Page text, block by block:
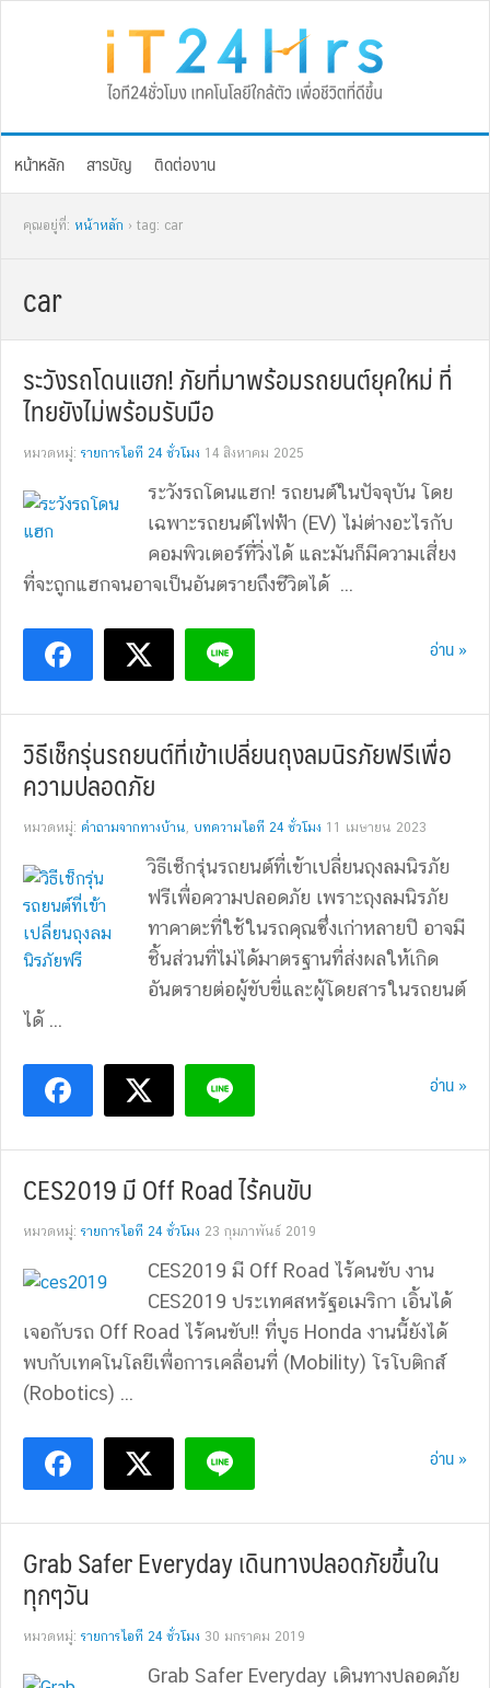
หน้าหลัก สารบัญ ติดต่องาน
คุณอยู่ที่: หน้าหลัก › tag: car
car
ระวังรถโดนแฮก! ภัยที่มาพร้อมรถยนต์ยุคใหม่ ที่
ไทยยังไม่พร้อมรับมือ
หมวดหมู่: รายการไอที 24 ชั่วโมง 14 สิงหาคม 2025
ระวังรถโดนแฮก! รถยนต์ในปัจจุบัน โดย
เฉพาะรถยนต์ไฟฟ้า (EV) ไม่ต่างอะไรกับ
คอมพิวเตอร์ที่วิ่งได้ และมันก็มีความเสี่ยง
ที่จะถูกแฮกจนอาจเป็นอันตรายถึงชีวิตได้ ...
อ่าน »
วิธีเช็กรุ่นรถยนต์ที่เข้าเปลี่ยนถุงลมนิรภัยฟรีเพื่อ
ความปลอดภัย
หมวดหมู่: คำถามจากทางบ้าน, บทความไอที 24 ชั่วโมง 11 เมษายน 2023
วิธีเช็กรุ่นรถยนต์ที่เข้าเปลี่ยนถุงลมนิรภัย
ฟรีเพื่อความปลอดภัย เพราะถุงลมนิรภัย
ทาคาตะที่ใช้ในรถคุณซึ่งเก่าหลายปี อาจมี
ชิ้นส่วนที่ไม่ได้มาตรฐานที่ส่งผลให้เกิด
อันตรายต่อผู้ขับขี่และผู้โดยสารในรถยนต์
ได้ ...
อ่าน »
CES2019 มี Off Road ไร้คนขับ
หมวดหมู่: รายการไอที 24 ชั่วโมง 23 กุมภาพันธ์ 2019
CES2019 มี Off Road ไร้คนขับ งาน
CES2019 ประเทศสหรัฐอเมริกา เอิ้นได้
เจอกับรถ Off Road ไร้คนขับ!! ที่บูธ Honda งานนี้ยังได้
พบกับเทคโนโลยีเพื่อการเคลื่อนที่ (Mobility) โรโบติกส์
(Robotics) ...
อ่าน »
Grab Safer Everyday เดินทางปลอดภัยขึ้นใน
ทุกๆวัน
หมวดหมู่: รายการไอที 24 ชั่วโมง 30 มกราคม 2019
Grab Safer Everyday เดินทางปลอดภัย